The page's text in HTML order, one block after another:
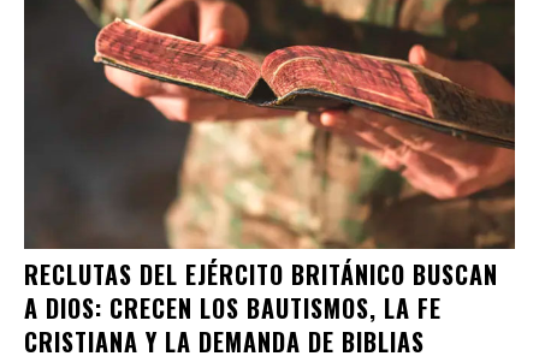
RECLUTAS DEL EJÉRCITO BRITÁNICO BUSCAN
A DIOS: CRECEN LOS BAUTISMOS, LA FE
CRISTIANA Y LA DEMANDA DE BIBLIAS